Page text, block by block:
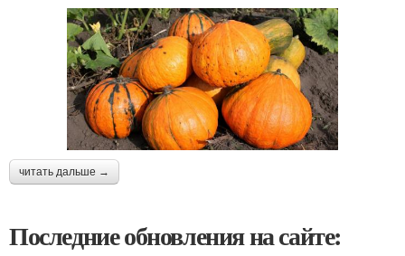
читать дальше →
Последние обновления на сайте: